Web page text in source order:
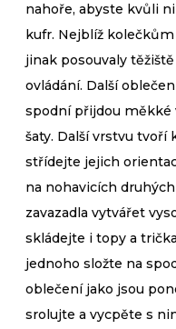
nahoře, abyste kvůli
kufr. Nejblíž
jinak posouvaly
ovládání. Další
spodní přijdou měkké
šaty. Další vrstvu tvoří
střídejte jejich
na nohavicích
zavazadla vytvářet
skládejte i topy a
jednoho složte na
oblečení jako jsou
srolujte a vycpěte s